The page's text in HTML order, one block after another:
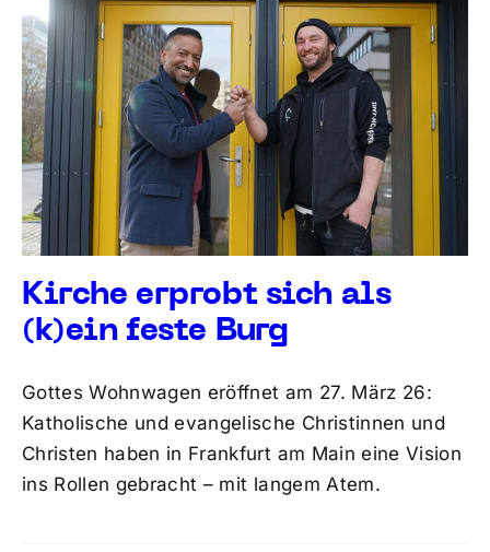
Kirche erprobt sich als
(k)ein feste Burg
Gottes Wohnwagen eröffnet am 27. März 26:
Katholische und evangelische Christinnen und
Christen haben in Frankfurt am Main eine Vision
ins Rollen gebracht – mit langem Atem.